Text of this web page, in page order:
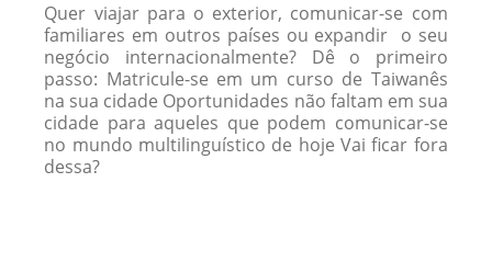
Quer viajar para o exterior, comunicar-se com
familiares em outros países ou expandir o seu
negócio internacionalmente? Dê o primeiro
passo: Matricule-se em um curso de Taiwanês
na sua cidade Oportunidades não faltam em sua
cidade para aqueles que podem comunicar-se
no mundo multilinguístico de hoje Vai ficar fora
dessa?